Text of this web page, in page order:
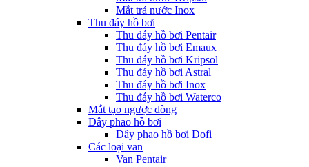
Mắt trả nước Inox
Thu đáy hồ bơi
Thu đáy hồ bơi Pentair
Thu đáy hồ bơi Emaux
Thu đáy hồ bơi Kripsol
Thu đáy hồ bơi Astral
Thu đáy hồ bơi Inox
Thu đáy hồ bơi Waterco
Mắt tạo ngược dòng
Dây phao hồ bơi
Dây phao hồ bơi Dofi
Các loại van
Van Pentair